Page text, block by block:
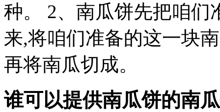
种。 2、南瓜饼先把咱们
来,将咱们准备的这一块
再将南瓜切成。
谁可以提供南瓜饼的南